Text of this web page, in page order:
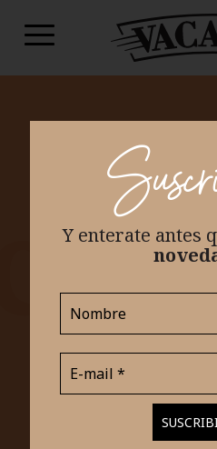
Y enterate antes